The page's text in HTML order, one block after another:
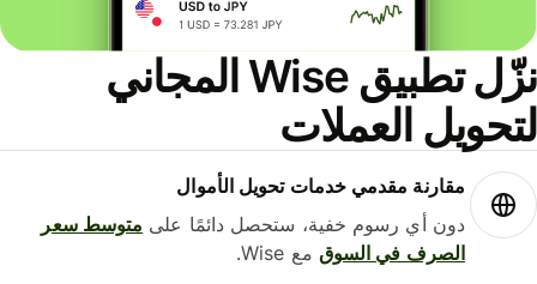
نزّل تطبيق Wise المجاني
العملات
مقارنة مقدمي خدمات تحويل الأموال
دون أي رسوم خفية، ستحصل دائمًا علىمتوسط ​​سعر
الصرف في السوقمع Wise.